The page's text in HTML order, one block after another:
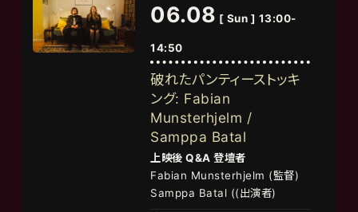
06.08 [ Sun ] 13:00-
14:50
破れたパンティーストッキ
ング: Fabian
Munsterhjelm /
Samppa Batal
上映後 Q&A登壇者
Fabian Munsterhjelm (監督)
Samppa Batal ((出演者)